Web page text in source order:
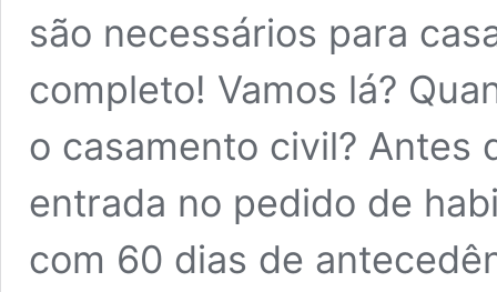
são necessários para
completo! Vamos lá?
o casamento civil? Antes
entrada no pedido de
com 60 dias de